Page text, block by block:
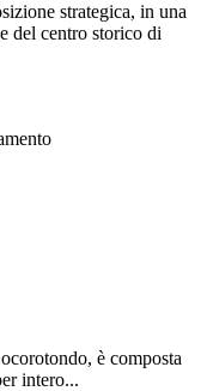
strategica, in una
del centro storico di
è composta
intero...